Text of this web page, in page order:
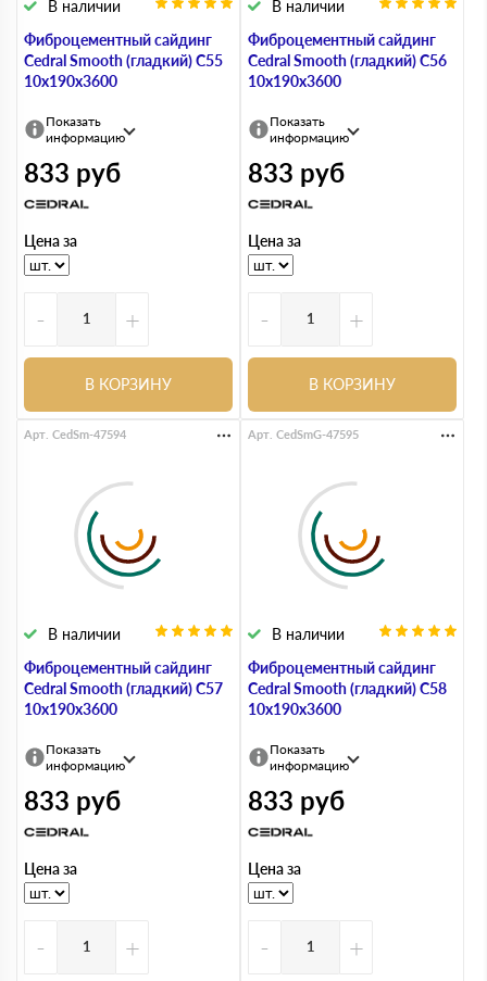
Фиброцементный сайдинг
Cedral Smooth (гладкий) С55
10х190х3600
В наличии
Показать
информацию
833 руб
Цена за
- +
В КОРЗИНУ
Фиброцементный сайдинг
Cedral Smooth (гладкий) С56
10х190х3600
В наличии
Показать
информацию
833 руб
Цена за
- +
В КОРЗИНУ
Фиброцементный сайдинг
Cedral Smooth (гладкий) С57
10х190х3600
В наличии
Арт. CedSm-47594
Показать
информацию
833 руб
Цена за
- +
Фиброцементный сайдинг
Cedral Smooth (гладкий) С58
10х190х3600
В наличии
Арт. CedSmG-47595
Показать
информацию
833 руб
Цена за
- +